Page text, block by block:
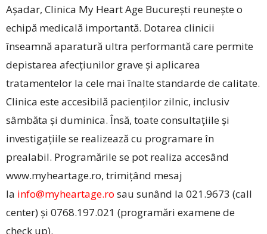
Așadar, Clinica My Heart Age București reunește o
echipă medicală importantă. Dotarea clinicii
înseamnă aparatură ultra performantă care permite
depistarea afecțiunilor grave și aplicarea
tratamentelor la cele mai înalte standarde de calitate.
Clinica este accesibilă pacienților zilnic, inclusiv
sâmbăta și duminica. Însă, toate consultațiile și
investigațiile se realizează cu programare în
prealabil. Programările se pot realiza accesând
www.myheartage.ro, trimițând mesaj
la info@myheartage.ro sau sunând la 021.9673 (call
center) și 0768.197.021 (programări examene de
check up).